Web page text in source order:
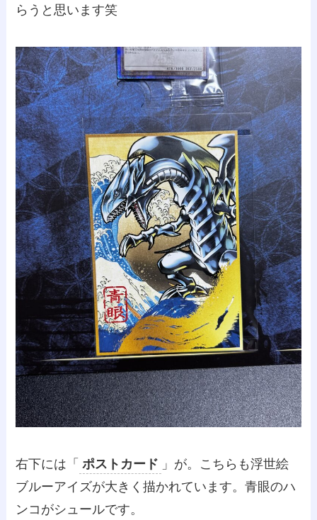
らうと思います笑
右下には「 ポストカード 」が。こちらも浮世絵
ブルーアイズが大きく描かれています。青眼のハ
ンコがシュールです。